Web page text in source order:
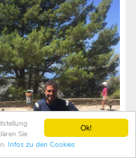
Ok!
Sie
Infos zu den Cookies